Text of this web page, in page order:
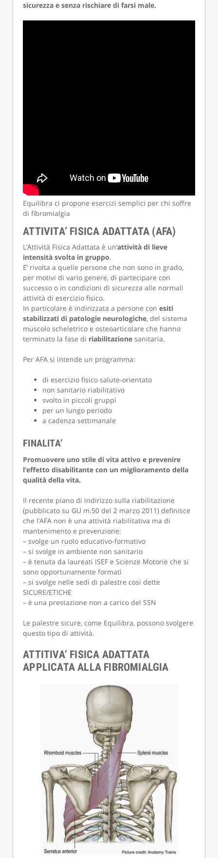
sicurezza e senza rischiare di farsi male.
Equilibra ci propone esercizi semplici per chi soffre
di fibromialgia
ATTIVITA’ FISICA ADATTATA (AFA)
L’Attività Fisica Adattata è un’attività di lieve
intensità svolta in gruppo.
E’ rivolta a quelle persone che non sono in grado,
per motivi di vario genere, di partecipare con
successo o in condizioni di sicurezza alle normali
attività di esercizio fisico.
In particolare è indirizzata a persone conesiti
stabilizzati di patologie neurologiche, del sistema
muscolo scheletrico e osteoarticolare che hanno
terminato la fase di riabilitazione sanitaria.
Per AFA si intende un programma:
di esercizio fisico salute-orientato
non sanitario riabilitativo
svolto in piccoli gruppi
per un lungo periodo
a cadenza settimanale
FINALITA’
Promuovere uno stile di vita attivo e prevenire
l’effetto disabilitante con un miglioramento della
qualità della vita.
Il recente piano di indirizzo sulla riabilitazione
(pubblicato su GU m.50 del 2 marzo 2011) definisce
che l’AFA non è una attività riabilitativa ma di
mantenimento e prevenzione:
– svolge un ruolo educativo-formativo
– si svolge in ambiente non sanitario
– è tenuta da laureati ISEF e Scienze Motorie che si
sono opportunamente formati
– si svolge nelle sedi di palestre cosi dette
SICURE/ETICHE
– è una prestazione non a carico del SSN
Le palestre sicure, come Equilibra, possono svolgere
questo tipo di attività.
ATTITIVA’ FISICA ADATTATA
APPLICATA ALLA FIBROMIALGIA